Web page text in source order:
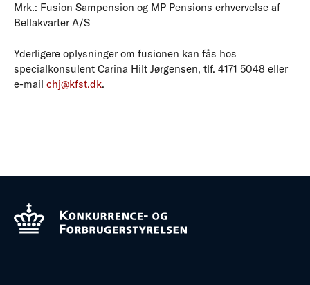
Mrk.: Fusion Sampension og MP Pensions erhvervelse af
Bellakvarter A/S
Yderligere oplysninger om fusionen kan fås hos
specialkonsulent Carina Hilt Jørgensen, tlf. 4171 5048 eller
e-mail chj@kfst.dk.